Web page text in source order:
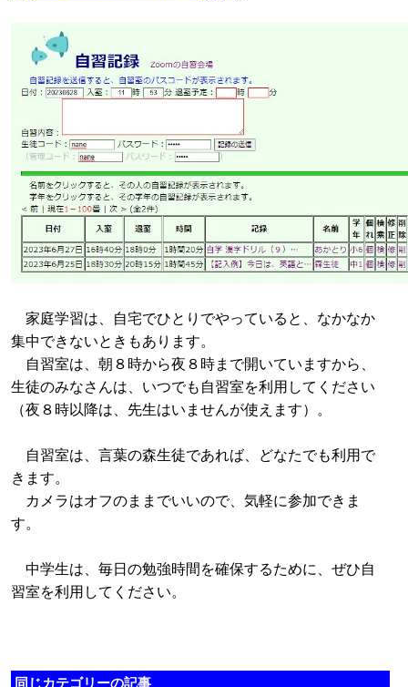
家庭学習は、自宅でひとりでやっていると、なかなか
集中できないときもあります。
自習室は、朝８時から夜８時まで開いていますから、
生徒のみなさんは、いつでも自習室を利用してください
（夜８時以降は、先生はいませんが使えます）。
自習室は、言葉の森生徒であれば、どなたでも利用で
きます。
カメラはオフのままでいいので、気軽に参加できま
す。
中学生は、毎日の勉強時間を確保するために、ぜひ自
習室を利用してください。
同じカテゴリーの記事